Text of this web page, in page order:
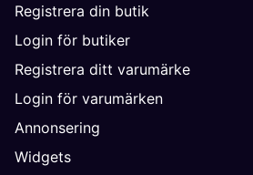
Registrera din butik
Login för butiker
Registrera ditt varumärke
Login för varumärken
Annonsering
Widgets